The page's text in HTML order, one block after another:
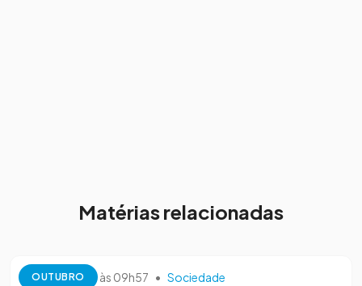
Matérias relacionadas
OUTUBRO
13 de outubro às 09h57 • Sociedade